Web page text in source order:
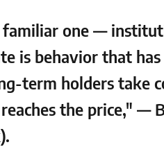
familiar one —
is behavior that
term holders take
the price," —
).